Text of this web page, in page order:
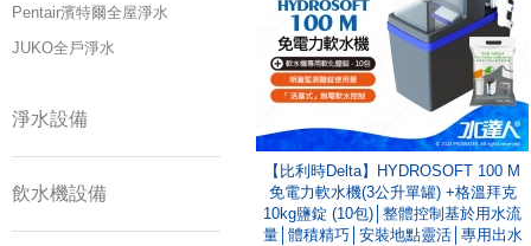
Pentair濱特爾全屋淨水
JUKO全戶淨水
淨水設備
飲水機設備
【比利時Delta】HYDROSOFT 100 M
免電力軟水機(3公升單罐) +格溫拜克
10kg鹽錠 (10包)│整體控制基於用水流
量│體積精巧│安裝地點靈活│專用出水